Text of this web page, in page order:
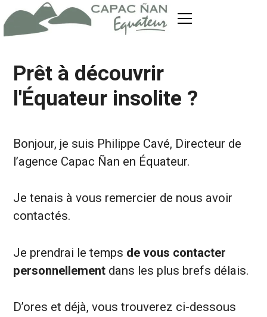
Prêt à découvrir
l'Équateur insolite ?
Bonjour, je suis Philippe Cavé, Directeur de
l’agence Capac Ñan en Équateur.
Je tenais à vous remercier de nous avoir
contactés.
Je prendrai le temps de vous contacter
personnellement dans les plus brefs délais.
D’ores et déjà, vous trouverez ci-dessous